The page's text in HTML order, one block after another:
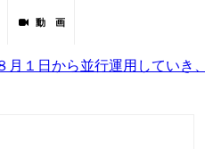
動 画
１日から並行運用していき